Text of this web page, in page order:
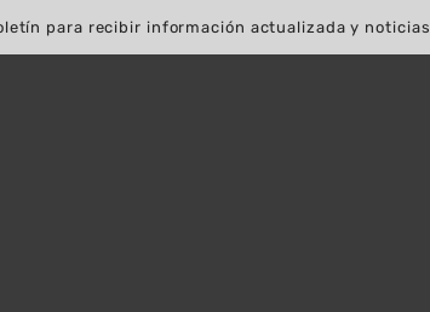
para recibir información actualizada y noticias